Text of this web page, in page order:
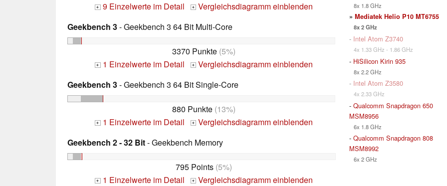
+ 9 Einzelwerte im Detail +
Vergleichsdiagramm einblenden
Geekbench 3- Geekbench 3 64 Bit Multi-Core
3370 Punkte (5%)
+ 1 Einzelwerte im Detail +
Vergleichsdiagramm einblenden
Geekbench 3- Geekbench 3 64 Bit Single-Core
880 Punkte (13%)
+ 1 Einzelwerte im Detail +
Vergleichsdiagramm einblenden
Geekbench 2 - 32 Bit- Geekbench Memory
795 Points (5%)
+ 1 Einzelwerte im Detail +
Vergleichsdiagramm einblenden
8x 1.8 GHz
» Mediatek Helio P10 MT6755
8x 2 GHz
- Intel Atom Z3740
4x 1.33 GHz - 1.86 GHz
- HiSilicon Kirin 935
8x 2.2 GHz
- Intel Atom Z3580
4x 2.33 GHz
- Qualcomm Snapdragon 650
MSM8956
6x 1.8 GHz
- Qualcomm Snapdragon 808
MSM8992
6x 2 GHz